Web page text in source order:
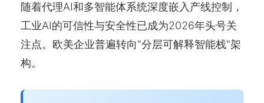
随着代理AI和多智能体系统深度嵌入产线控制，
工业AI的可信性与安全性已成为2026年头号关
注点。欧美企业普遍转向"分层可解释智能栈"架
构。